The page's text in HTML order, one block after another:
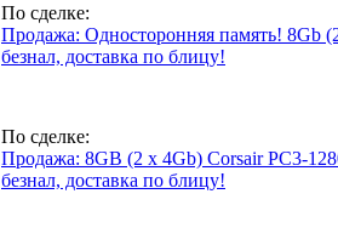
По сделке:
Продажа: Односторонняя память! 8Gb
безнал, доставка по блицу!
По сделке:
Продажа: 8GB (2 x 4Gb) Corsair PC3-
безнал, доставка по блицу!